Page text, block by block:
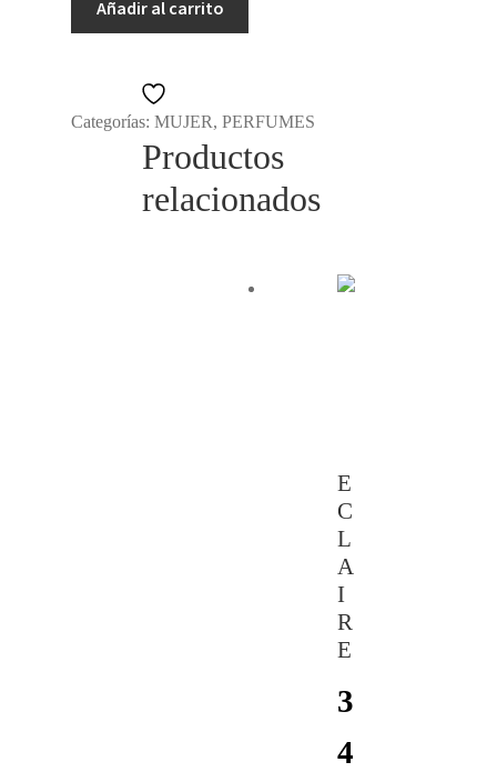
OFERTAS
HOGAR
Añadir al carrito
Categorías: MUJER, PERFUMES
Productos
relacionados
E
C
L
A
I
R
E
3
4